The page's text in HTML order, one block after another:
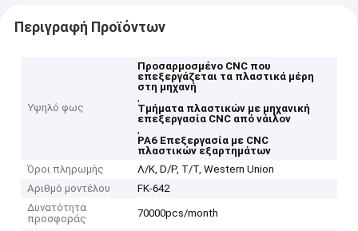
Περιγραφή Προϊόντων
Υψηλό φως
Προσαρμοσμένο CNC που
επεξεργάζεται τα πλαστικά μέρη
στη μηχανή
,
Τμήματα πλαστικών με μηχανική
επεξεργασία CNC από νάιλον
,
PA6 Επεξεργασία με CNC
πλαστικών εξαρτημάτων
Όροι πληρωμής
Λ/Κ, D/P, T/T, Western Union
Αριθμό μοντέλου
FK-642
Δυνατότητα
προσφοράς
70000pcs/month